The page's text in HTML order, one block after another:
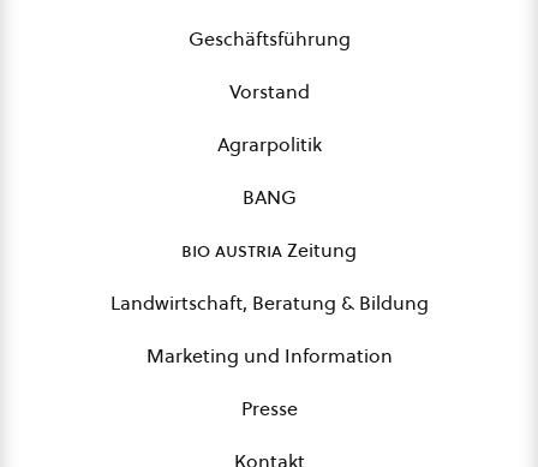
Geschäftsführung
Vorstand
Agrarpolitik
BANG
bio austriaZeitung
Landwirtschaft, Beratung & Bildung
Marketing und Information
Presse
Kontakt